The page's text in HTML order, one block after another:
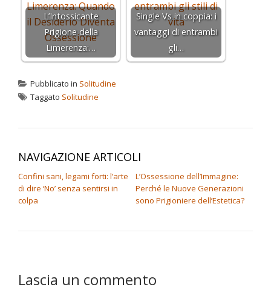
L’Intossicante
Prigione della
Limerenza:…
Single Vs in coppia: i
vantaggi di entrambi
gli…
Pubblicato in Solitudine
Taggato Solitudine
NAVIGAZIONE ARTICOLI
Confini sani, legami forti: l’arte
di dire ‘No’ senza sentirsi in
colpa
L’Ossessione dell’Immagine:
Perché le Nuove Generazioni
sono Prigioniere dell’Estetica?
Lascia un commento